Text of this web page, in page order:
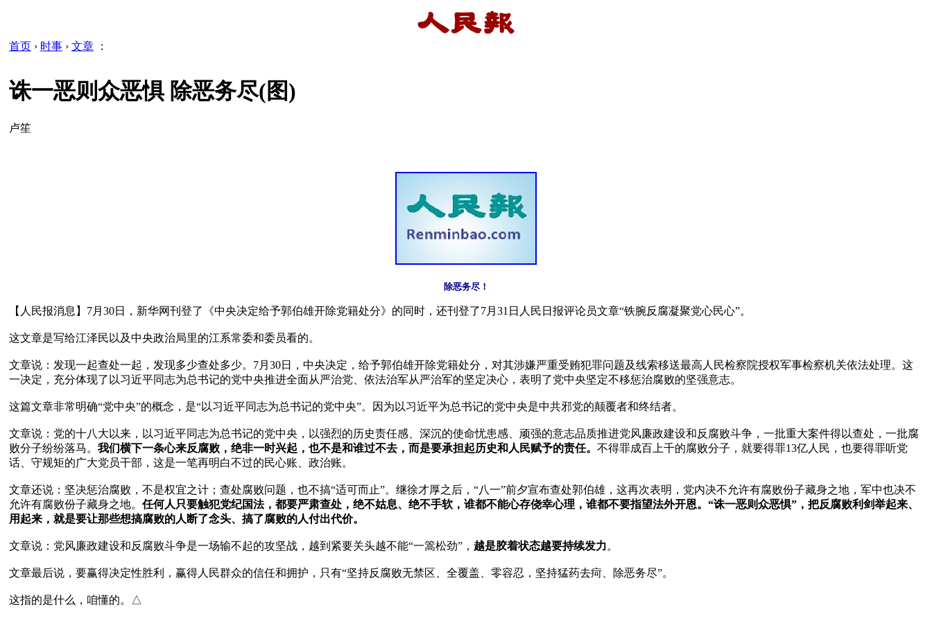
首页 › 时事 › 文章 ：
诛一恶则众恶惧 除恶务尽(图)
卢笙
除恶务尽！
【人民报消息】7月30日，新华网刊登了《中央决定给予郭伯雄开除党籍处分》的同时，还刊登了7月31日人民日报评论员文章“铁腕反腐凝聚党心民心”。
这文章是写给江泽民以及中央政治局里的江系常委和委员看的。
文章说：发现一起查处一起，发现多少查处多少。7月30日，中央决定，给予郭伯雄开除党籍处分，对其涉嫌严重受贿犯罪问题及线索移送最高人民检察院授权军事检察机关依法处理。这
一决定，充分体现了以习近平同志为总书记的党中央推进全面从严治党、依法治军从严治军的坚定决心，表明了党中央坚定不移惩治腐败的坚强意志。
这篇文章非常明确“党中央”的概念，是“以习近平同志为总书记的党中央”。因为以习近平为总书记的党中央是中共邪党的颠覆者和终结者。
文章说：党的十八大以来，以习近平同志为总书记的党中央，以强烈的历史责任感、深沉的使命忧患感、顽强的意志品质推进党风廉政建设和反腐败斗争，一批重大案件得以查处，一批腐
败分子纷纷落马。 我们横下一条心来反腐败，绝非一时兴起，也不是和谁过不去，而是要承担起历史和人民赋予的责任。 不得罪成百上千的腐败分子，就要得罪13亿人民，也要得罪听党
话、守规矩的广大党员干部，这是一笔再明白不过的民心账、政治账。
文章还说：坚决惩治腐败，不是权宜之计；查处腐败问题，也不搞“适可而止”。继徐才厚之后，“八一”前夕宣布查处郭伯雄，这再次表明，党内决不允许有腐败份子藏身之地，军中也决不
允许有腐败份子藏身之地。 任何人只要触犯党纪国法，都要严肃查处，绝不姑息、绝不手软，谁都不能心存侥幸心理，谁都不要指望法外开恩。“诛一恶则众恶惧”，把反腐败利剑举起来、
用起来，就是要让那些想搞腐败的人断了念头、搞了腐败的人付出代价。
文章说：党风廉政建设和反腐败斗争是一场输不起的攻坚战，越到紧要关头越不能“一篙松劲”， 越是胶着状态越要持续发力。
文章最后说，要赢得决定性胜利，赢得人民群众的信任和拥护，只有“坚持反腐败无禁区、全覆盖、零容忍，坚持猛药去疴、除恶务尽”。
这指的是什么，咱懂的。△